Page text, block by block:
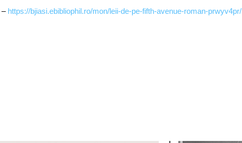
– https://bjiasi.ebibliophil.ro/mon/leii-de-pe-fifth-avenue-roman-prwyv4pr/